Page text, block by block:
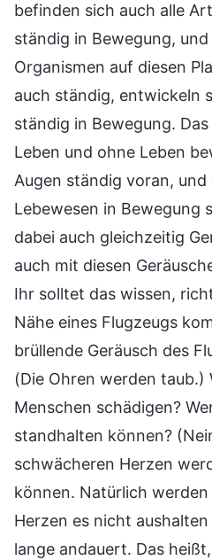
befinden sich auch alle
ständig in Bewegung,
Organismen auf diesen
auch ständig, entwickeln
ständig in Bewegung.
Leben und ohne Leben
Augen ständig voran,
Lebewesen in Bewegung
dabei auch gleichzeitig
auch mit diesen
Ihr solltet das wissen,
Nähe eines Flugzeugs
brüllende Geräusch des
(Die Ohren werden taub.)
Menschen schädigen?
standhalten können?
schwächeren Herzen
können. Natürlich
Herzen es nicht
lange andauert. Das